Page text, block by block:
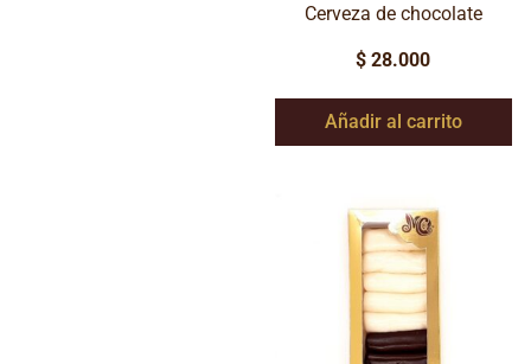
Cerveza de chocolate
$ 28.000
Añadir al carrito